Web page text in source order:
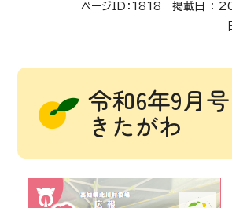
ページID：1818 掲載日
令和6年9月
きたがわ